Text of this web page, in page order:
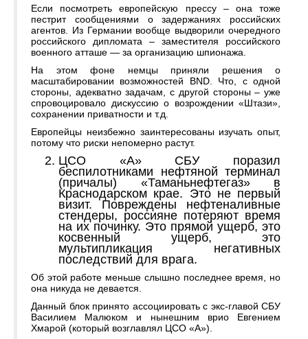
Если посмотреть европейскую прессу – она тоже
пестрит сообщениями о задержаниях российских
агентов. Из Германии вообще выдворили очередного
российского дипломата – заместителя российского
военного атташе — за организацию шпионажа.
На этом фоне немцы приняли решения о
масштабировании возможностей BND. Что, с одной
стороны, адекватно задачам, с другой стороны – уже
спровоцировало дискуссию о возрождении «Штази»,
сохранении приватности и т.д.
Европейцы неизбежно заинтересованы изучать опыт,
потому что риски непомерно растут.
ЦСО «А» СБУ поразил
беспилотниками нефтяной терминал
(причалы) «Таманьнефтегаз» в
Краснодарском крае. Это не первый
визит. Повреждены нефтеналивные
стендеры, россияне потеряют время
на их починку. Это прямой ущерб, это
косвенный ущерб, это
мультипликация негативных
последствий для врага.
Об этой работе меньше слышно последнее время, но
она никуда не девается.
Данный блок принято ассоциировать с экс-главой СБУ
Василием Малюком и нынешним врио Евгением
Хмарой (который возглавлял ЦСО «А»).